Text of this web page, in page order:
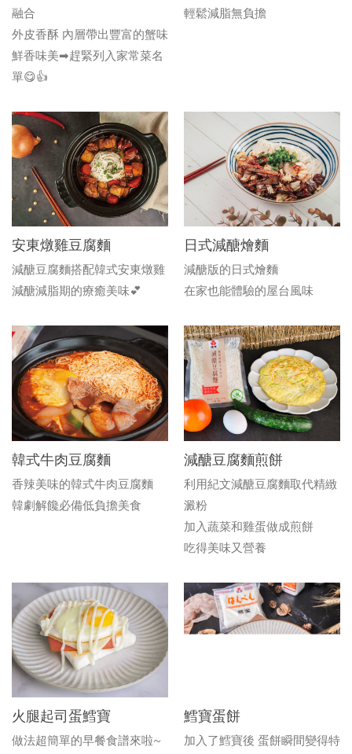
融合
外皮香酥 內層帶出豐富的蟹味
鮮香味美➡趕緊列入家常菜名
單😋👍
輕鬆減脂無負擔
安東燉雞豆腐麵
減醣豆腐麵搭配韓式安東燉雞
減醣減脂期的療癒美味💕
日式減醣燴麵
減醣版的日式燴麵
在家也能體驗的屋台風味
韓式牛肉豆腐麵
香辣美味的韓式牛肉豆腐麵
韓劇解饞必備低負擔美食
減醣豆腐麵煎餅
利用紀文減醣豆腐麵取代精緻
澱粉
加入蔬菜和雞蛋做成煎餅
吃得美味又營養
火腿起司蛋鱈寶
做法超簡單的早餐食譜來啦~
鱈寶蛋餅
加入了鱈寶後 蛋餅瞬間變得特